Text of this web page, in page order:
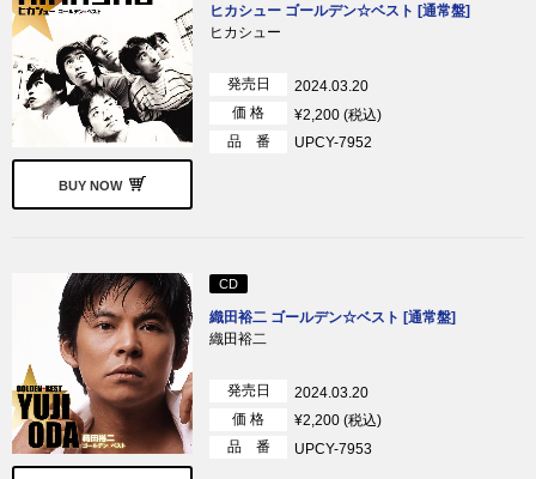
BUY NOW
ヒカシュー ゴールデン☆ベスト [通常盤]
ヒカシュー
発売日
2024.03.20
価 格
¥2,200 (税込)
品 番
UPCY-7952
CD
織田裕二 ゴールデン☆ベスト [通常盤]
織田裕二
発売日
2024.03.20
価 格
¥2,200 (税込)
品 番
UPCY-7953